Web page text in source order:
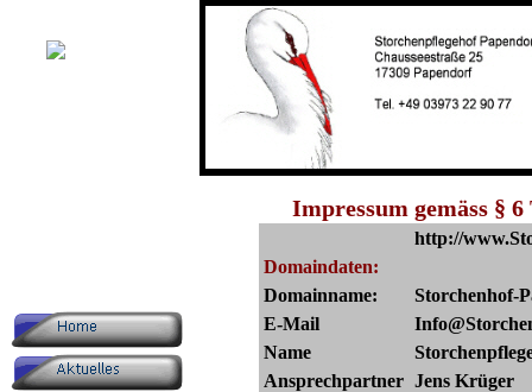
Impressum gemäss §
http://
Domaindaten:
Domainname:
Storchenhof-
E-Mail
Name
Ansprechpartner Jens Krüger